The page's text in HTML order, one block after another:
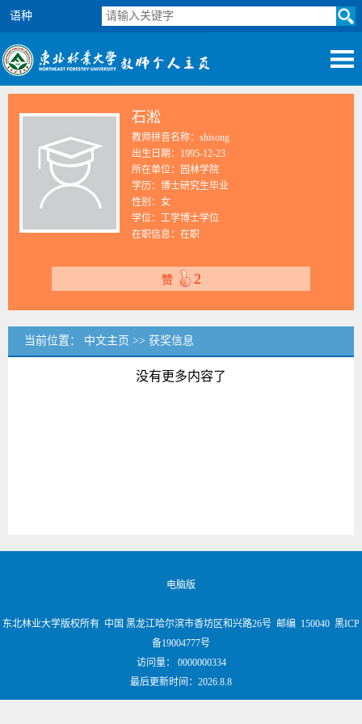
语种
石淞
教师拼音名称：shisong
出生日期：1995-12-23
所在单位：园林学院
学历：博士研究生毕业
性别：女
学位：工学博士学位
在职信息：在职
赞 2
当前位置： 中文主页 >> 获奖信息
没有更多内容了
电脑版
东北林业大学版权所有 中国 黑龙江哈尔滨市香坊区和兴路26号 邮编 150040 黑ICP
备19004777号
访问量： 0000000334
最后更新时间： 2026.8.8